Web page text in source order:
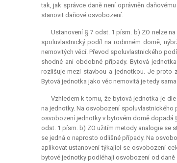
tak, jak správce daně není oprávněn
stanovit daňové osvobození.
Ustanovení § 7 odst. 1 písm. b) ZO nelze
spoluvlastnický podíl na rodinném domě,
nemovitých věcí. Převod spoluvlastnického
shodné ani obdobné případy. Bytová
rozlišuje mezi stavbou a jednotkou. Je proto
Bytová jednotka jako věc nemovitá je tedy
Vzhledem k tomu, že bytová jednotka je
na jednotky. Na osvobození
osvobození jednotky v bytovém domě
odst. 1 písm. b) ZO užitím metody analogie se
se jedná o naprosto odlišné případy. Na
aplikovat ustanovení týkající se osvobození
bytové jednotky podléhají osvobození od